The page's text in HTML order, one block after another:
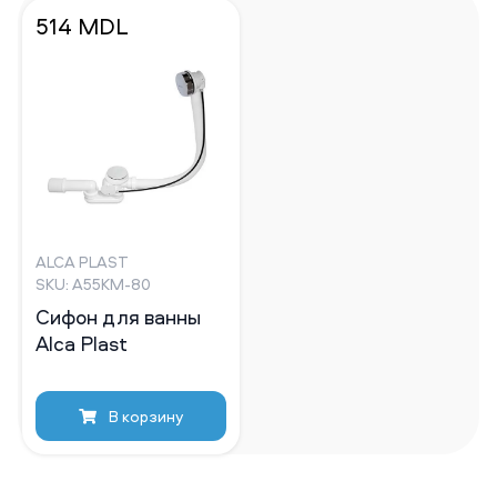
514 MDL
ALCA PLAST
SKU: A55KM-80
Сифон для ванны
Alca Plast
В корзину